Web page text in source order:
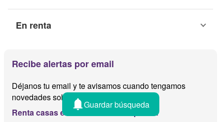
En renta
Recibe alertas por email
Déjanos tu email y te avisamos cuando tengamos
novedades sobre
Renta casas en condominios milpa alta
Guardar búsqueda